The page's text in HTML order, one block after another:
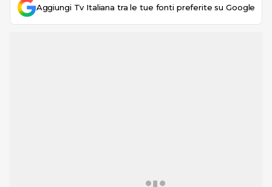
Aggiungi Tv Italiana tra le tue fonti preferite su Google